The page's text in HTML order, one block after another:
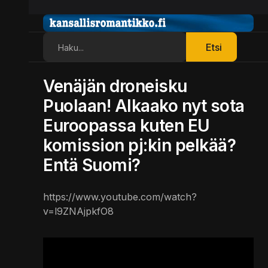
Etsi
Venäjän droneisku
Puolaan! Alkaako nyt sota
Euroopassa kuten EU
komission pj:kin pelkää?
Entä Suomi?
https://www.youtube.com/watch?
v=l9ZNAjpkfO8